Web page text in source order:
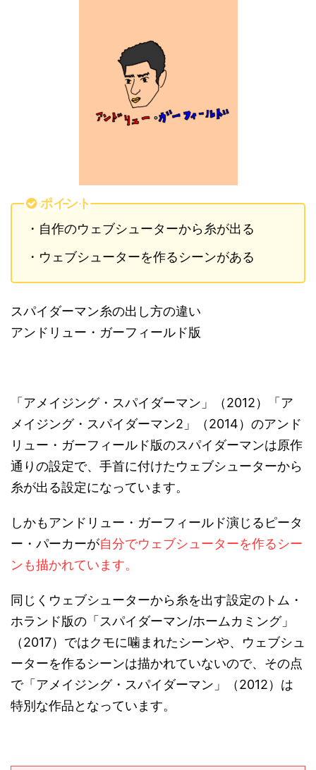
ポイント
・自作のウェブシューターから糸が出る
・ウェブシューターを作るシーンがある
スパイダーマン糸の出し方の違い
アンドリュー・ガーフィールド版
「アメイジング・スパイダーマン」（2012）「ア
メイジング・スパイダーマン2」（2014）のアンド
リュー・ガーフィールド版のスパイダーマンは原作
通りの設定で、手首に付けたウェブシューターから
糸が出る設定になっています。
しかもアンドリュー・ガーフィールド演じるピータ
ー・パーカーが自分でウェブシューターを作るシー
ンも描かれています。
同じくウェブシューターから糸を出す設定のトム・
ホランド版の「スパイダーマン/ホームカミング」
（2017）ではクモに噛まれたシーンや、ウェブシュ
ーターを作るシーンは描かれていないので、その点
で「アメイジング・スパイダーマン」（2012）は
特別な作品となっています。